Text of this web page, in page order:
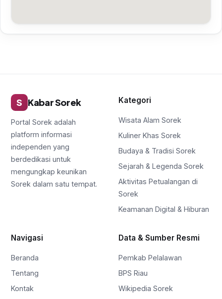
S Kabar Sorek
Portal Sorek adalah
platform informasi
independen yang
berdedikasi untuk
mengungkap keunikan
Sorek dalam satu tempat.
Kategori
Wisata Alam Sorek
Kuliner Khas Sorek
Budaya & Tradisi Sorek
Sejarah & Legenda Sorek
Aktivitas Petualangan di
Sorek
Keamanan Digital & Hiburan
Navigasi
Beranda
Tentang
Kontak
Data & Sumber Resmi
Pemkab Pelalawan
BPS Riau
Wikipedia Sorek